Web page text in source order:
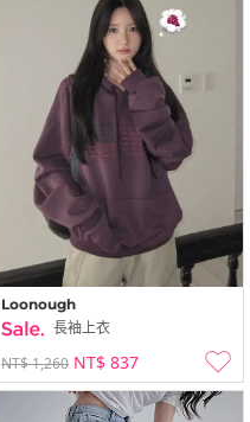
Loonough
長袖上衣
NT$ 1,260 NT$ 837